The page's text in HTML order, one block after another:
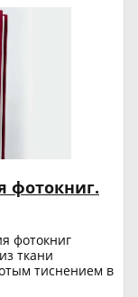
фотокниг.
фотокниг
ткани
тиснением в